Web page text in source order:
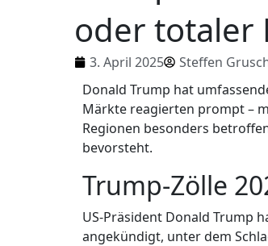
oder totaler
3. April 2025
Steffen
Donald Trump hat
Märkte reagierten prompt –
Regionen besonders
bevorsteht.
Trump-Zölle
US-Präsident Donald Trump
angekündigt, unter dem